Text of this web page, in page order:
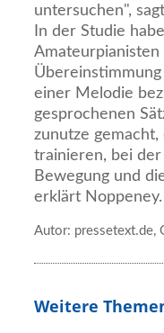
untersuchen",
In der Studie
einer Melodie
gesprochenen
zunutze gemacht,
trainieren, bei
Bewegung und
erklärt Noppeney.
Autor: pressetext.de,
Weitere